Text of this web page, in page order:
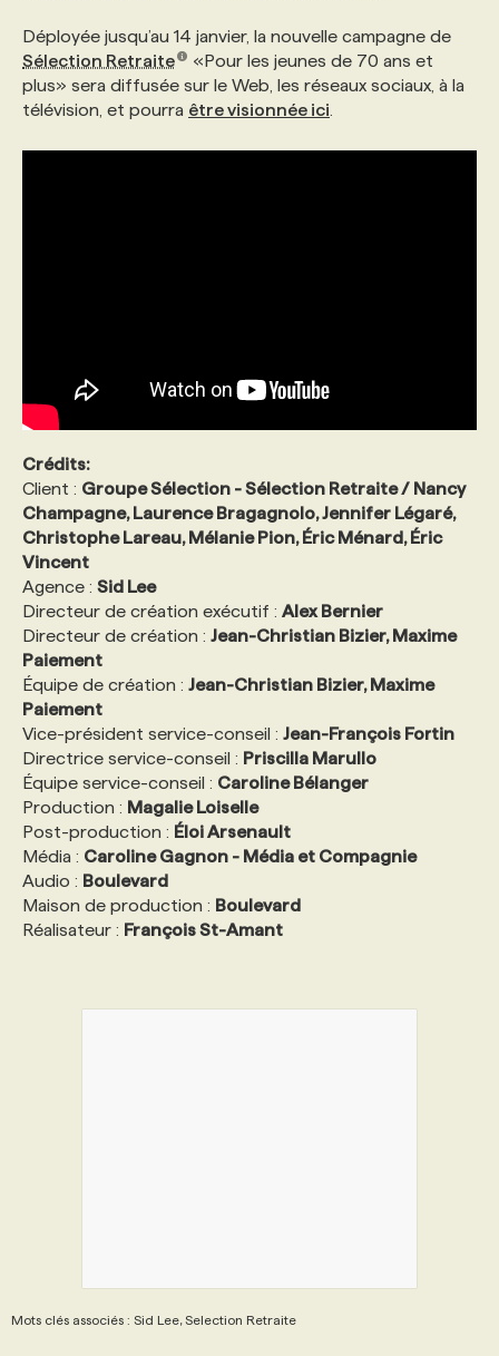
Déployée jusqu’au 14 janvier, la nouvelle campagne de
Sélection Retraite
«Pour les jeunes de 70 ans et
plus» sera diffusée sur le Web, les réseaux sociaux, à la
télévision, et pourra être visionnée ici
Crédits:
Client : Groupe Sélection - Sélection Retraite / Nancy
Champagne, Laurence Bragagnolo, Jennifer Légaré,
Christophe Lareau, Mélanie Pion, Éric Ménard, Éric
Vincent
Agence : Sid Lee
Directeur de création exécutif : Alex Bernier
Directeur de création : Jean-Christian Bizier, Maxime
Paiement
Équipe de création : Jean-Christian Bizier, Maxime
Paiement
Vice-président service-conseil : Jean-François Fortin
Directrice service-conseil : Priscilla Marullo
Équipe service-conseil : Caroline Bélanger
Production : Magalie Loiselle
Post-production : Éloi Arsenault
Média : Caroline Gagnon - Média et Compagnie
Audio : Boulevard
Maison de production : Boulevard
Réalisateur : François St-Amant
Mots clés associés : Sid Lee, Selection Retraite